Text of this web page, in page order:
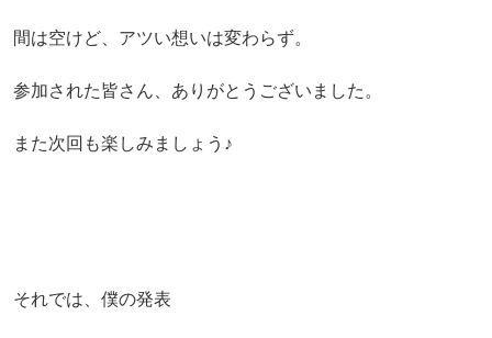
間は空けど、アツい想いは変わらず。
参加された皆さん、ありがとうございました。
また次回も楽しみましょう♪
それでは、僕の発表